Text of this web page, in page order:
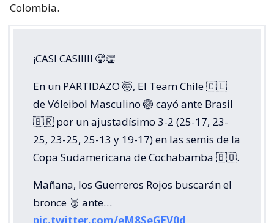
Colombia.
¡CASI CASIIII! 🥵👏
En un PARTIDAZO 🤯, El Team Chile 🇨🇱
de Vóleibol Masculino 🏐 cayó ante Brasil
🇧🇷 por un ajustadísimo 3-2 (25-17, 23-
25, 23-25, 25-13 y 19-17) en las semis de la
Copa Sudamericana de Cochabamba 🇧🇴.
Mañana, los Guerreros Rojos buscarán el
bronce 🥉 ante…